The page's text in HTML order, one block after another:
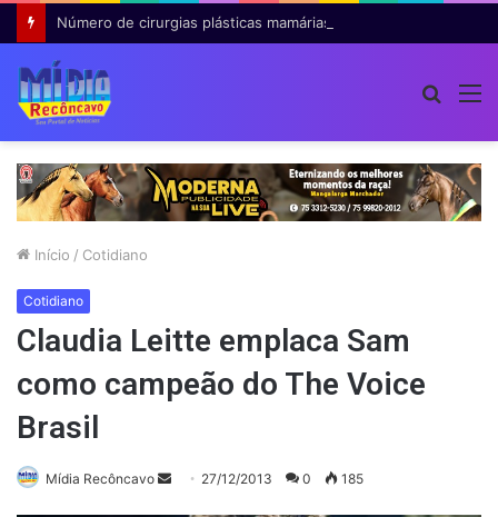
Início / Cotidiano
Cotidiano
Claudia Leitte emplaca Sam
como campeão do The Voice
Brasil
Mídia Recôncavo
Mande27/12/2013 0 185